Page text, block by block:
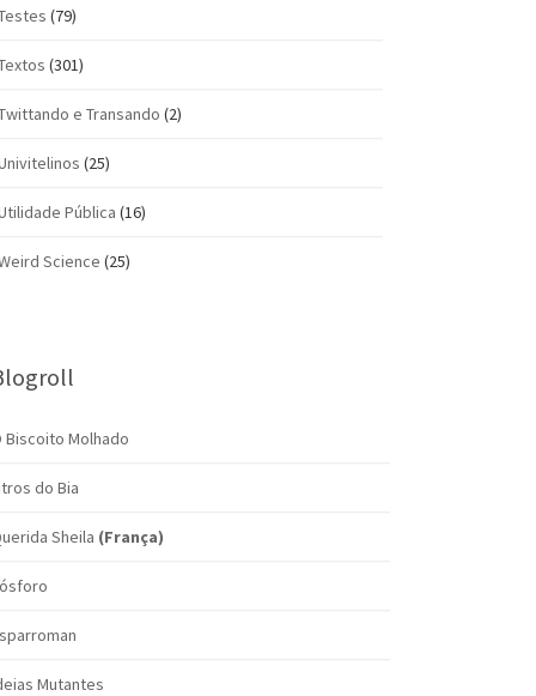
(79)
(301)
e Transando (2)
(25)
Pública (16)
Science (25)
Biscoito Molhado
do Bia
Sheila (França)
Mutantes